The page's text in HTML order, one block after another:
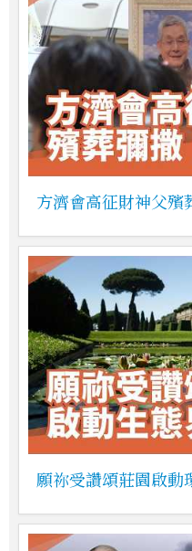
方濟會高征財神父殯
願祢受讚頌莊園啟動